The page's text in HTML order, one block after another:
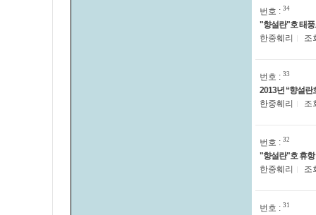
번호 : 34
"향설란"호 태
한중훼리
조
번호 : 33
2013년 “향설란
한중훼리
조
번호 : 32
"향설란"호 휴항
한중훼리
조
번호 : 31